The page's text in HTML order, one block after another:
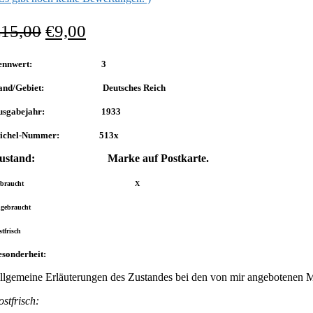
15,00 €9,00
3
Gebiet: Deutsches Reich
1933
Nummer: 513x
Marke auf Postkarte.
X
Erläuterungen des Zustandes bei den von mir angebotenen